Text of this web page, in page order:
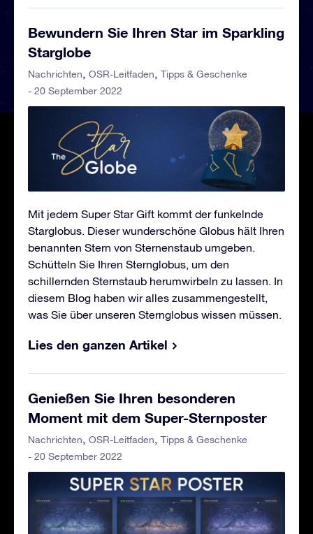
Bewundern Sie Ihren Star im Sparkling
Starglobe
Nachrichten OSR-Leitfaden
Tipps & Geschenke
- 20 September 2022
Mit jedem Super Star Gift kommt der funkelnde
Starglobus. Dieser wunderschöne Globus hält Ihren
benannten Stern von Sternenstaub umgeben.
Schütteln Sie Ihren Sternglobus, um den
schillernden Sternstaub herumwirbeln zu lassen. In
diesem Blog haben wir alles zusammengestellt,
was Sie über unseren Sternglobus wissen müssen.
Lies den ganzen Artikel
Genießen Sie Ihren besonderen
Moment mit dem Super-Sternposter
Nachrichten OSR-Leitfaden
Tipps & Geschenke
- 20 September 2022